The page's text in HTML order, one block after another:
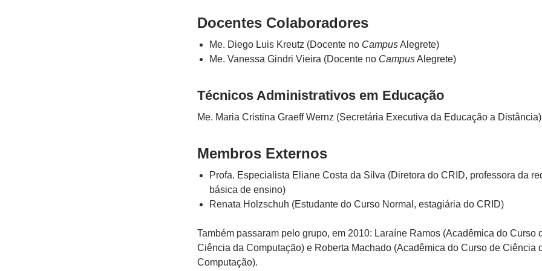
Docentes Colaboradores
Me. Diego Luis Kreutz (Docente no CampusAlegrete)
Me. Vanessa Gindri Vieira (Docente no CampusAlegrete)
Técnicos Administrativos em Educação
Me. Maria Cristina Graeff Wernz (Secretária Executiva da Educação a Distância)
Membros Externos
Profa. Especialista Eliane Costa da Silva (Diretora do CRID, professora da
básica de ensino)
Renata Holzschuh (Estudante do Curso Normal, estagiária do CRID)
Também passaram pelo grupo, em 2010: Laraíne Ramos (Acadêmica do Curso
Ciência da Computação) e Roberta Machado (Acadêmica do Curso de Ciência
Computação).